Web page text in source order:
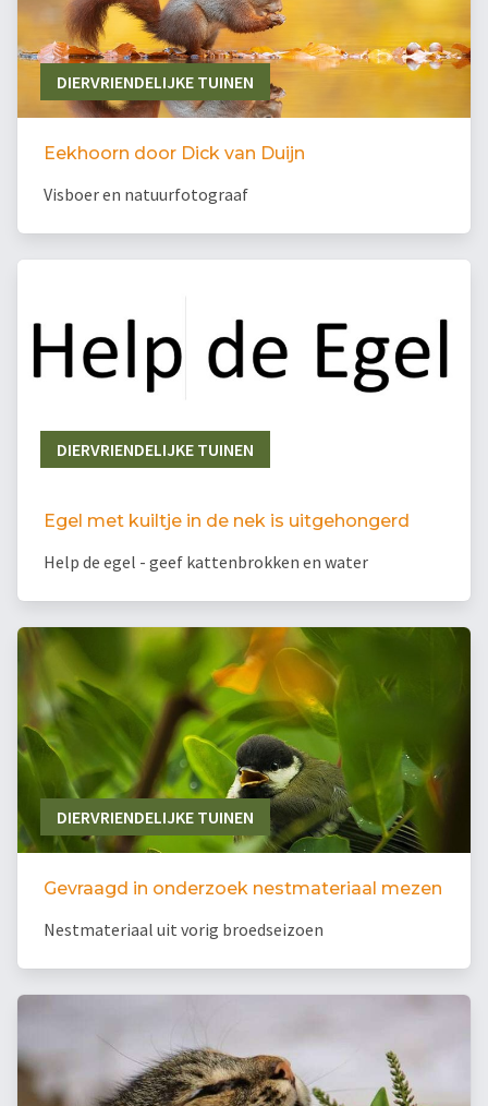
DIERVRIENDELIJKE TUINEN
Eekhoorn door Dick van Duijn
Visboer en natuurfotograaf
DIERVRIENDELIJKE TUINEN
Egel met kuiltje in de nek is uitgehongerd
Help de egel - geef kattenbrokken en water
DIERVRIENDELIJKE TUINEN
Gevraagd in onderzoek nestmateriaal mezen
Nestmateriaal uit vorig broedseizoen